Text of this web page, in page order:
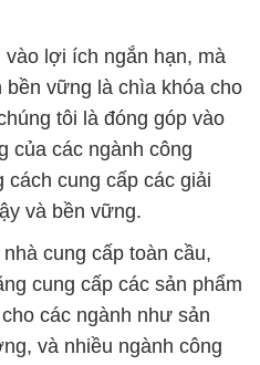
lợi ích ngắn hạn, mà
vững là chìa khóa cho
tôi là đóng góp vào
của các ngành công
cách cung cấp các giải
và bền vững.
cung cấp toàn cầu,
cung cấp các sản phẩm
các ngành như sản
và nhiều ngành công